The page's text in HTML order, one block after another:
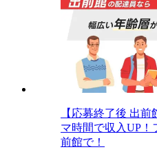
【応募終了後 出
マ時間で収入UP！
前館で！